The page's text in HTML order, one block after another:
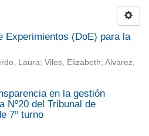
Experimientos (DoE) para la
Laura; Viles, Elizabeth; Alvarez,
en la gestión
Nº20 del Tribunal de
7º turno